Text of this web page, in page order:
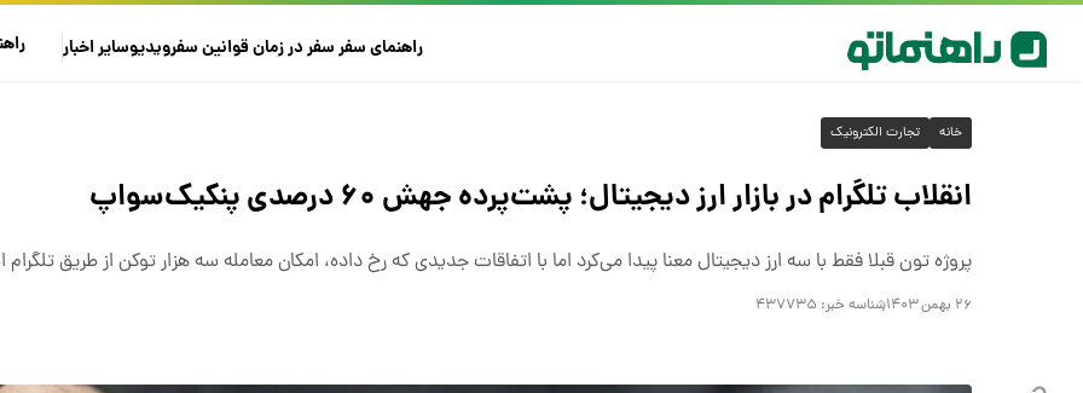
راهنمای سفرسفر در زمانقوانین سفرویدیوسایراخبار
خانه تجارت الکترونیک
انقلاب تلگرام در بازار ارز دیجیتال؛ پشت‌پرده جهش ۶۰ درصدی پنکیک‌سواپ
پروژه تون قبلا فقط با سه ارز دیجیتال معنا پیدا می‌کرد اما با اتفاقات جدیدی که رخ داده، امکان معامله سه هزار توکن از طریق
۲۶ بهمن ۱۴۰۳ شناسه خبر: ۴۳۷۷۳۵